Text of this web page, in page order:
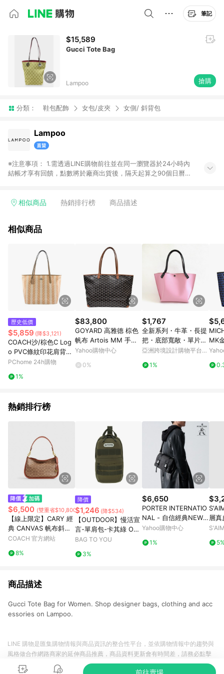
筆記
$15,589
Gucci Tote Bag
Lampoo 搶購
分類： 鞋包配飾 女包/皮夾 女側/ 斜背包
Lampoo
※注意事項： 1.需透過LINE購物前往並在同一瀏覽器於24小時內
結帳才享有回饋，點數將於廠商出貨後，隔天起算之90個日曆天
差異。 4.若於商家App下單，不符合LINE購物導購資格。
相似商品 熱銷排行榜 商品描述
相似商品
歷史低價
$5,859 (降$3,121)
COACH沙/棕色C Log
o PVC條紋印花肩背托
特包
PChome 24h購物
1%
$83,800
GOYARD 高雅德 棕色
帆布 Artois MM 手提
包 【二手名牌BRAND
Yahoo購物中心
0%
$1,767
全新系列・牛革・長提
把・底部寬敞・單片皮
革迷你托特包・0605
亞洲跨境設計購物平台
1%
MK
飾肩
熱銷排行榜
$6,500 (雙重省$10,800)
【線上限定】CARY 經
典 CANVAS 帆布斜背
手袋
COACH 官方網站
8%
降價
$1,246 (降$534)
【OUTDOOR】慢活宣
言-單肩包-卡其綠 OD2
33316KI
BAG TO YOU
3%
$6,650
PORTER INTERNATIO
NAL - 自信經典NEW
HEAT斜背包 - 全黑
Yahoo購物中心
1%
層
商品描述
Gucci Tote Bag for Women. Shop designer bags, clothing and acc
essories on Lampoo.
前往賣場
LINE 購物是匯集購物情報與商品資訊的整合性平台，並依購物情報中的趨勢與
風格做合作網路商家的延伸商品推薦，商品資料更新會有時間差，請務必點擊
商品至各合作網路商家，確認現售價與購物條件，一切資訊以合作廠商網頁為